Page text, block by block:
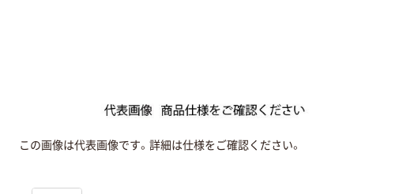
この画像は代表画像です。詳細は仕様をご確認ください。